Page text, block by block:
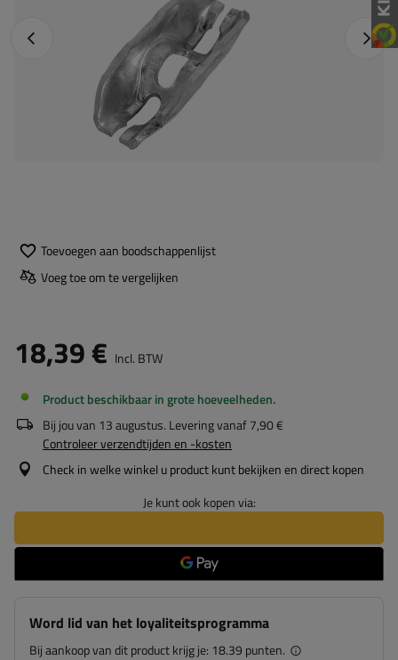
Vorige foto
Toevoegen aan boodschappenlijst
Voeg toe om te vergelijken
18,39 € Incl. BTW
Product beschikbaar in grote hoeveelheden
Bij jou van 13 augustus. Levering vanaf7,90 €
Controleer verzendtijden en -kosten
Check in welke winkel u product kunt bekijken en direct kopen
Je kunt ook kopen via:
Word lid van het loyaliteitsprogramma
Bij aankoop van dit product krijg je: 18.39 punten.